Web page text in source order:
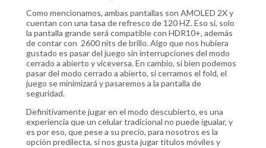
Como mencionamos, ambas pantallas son AMOLED 2X y
cuentan con una tasa de refresco de 120 HZ. Eso sí, solo
la pantalla grande será compatible con HDR10+, además
de contar con 2600 nits de brillo. Algo que nos hubiera
gustado es pasar del juego sin interrupciones del modo
cerrado a abierto y viceversa. En cambio, si bien podemos
pasar del modo cerrado a abierto, si cerramos el fold, el
juego se minimizará y pasaremos a la pantalla de
seguridad.
Definitivamente jugar en el modo descubierto, es una
experiencia que un celular tradicional no puede igualar, y
es por eso, que pese a su precio, para nosotros es la
opción predilecta, si nos gusta jugar títulos móviles y